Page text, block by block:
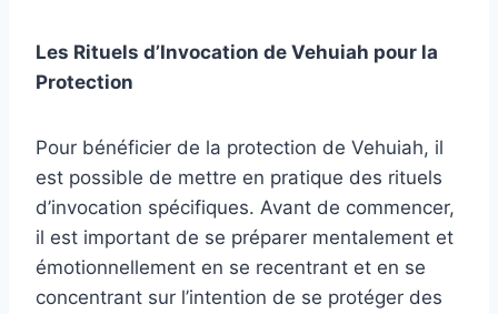
Les Rituels d’Invocation de Vehuiah pour la
Protection
Pour bénéficier de la protection de Vehuiah, il
est possible de mettre en pratique des rituels
d’invocation spécifiques. Avant de commencer,
il est important de se préparer mentalement et
émotionnellement en se recentrant et en se
concentrant sur l’intention de se protéger des